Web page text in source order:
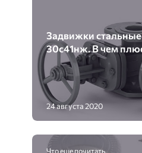
Задвижки
30с41нж. В чем
24 августа 2020
Что еще почитать